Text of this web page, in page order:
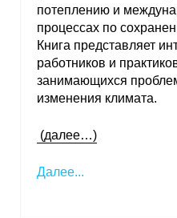
потеплению и
процессах по
Книга представляет
работников и
занимающихся
изменения климата.
(далее…)
Далее...